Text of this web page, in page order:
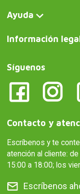
Ayuda
Información
Síguenos
Contacto y
Escríbenos y te
atención al cliente:
15:00 a 18:00; los
Escríbenos